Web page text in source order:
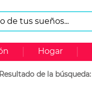
tus sueños...
Hogar